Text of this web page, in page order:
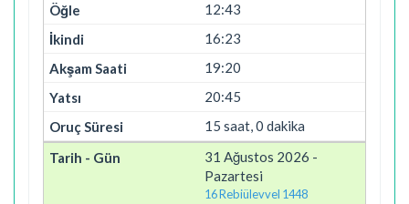
12:43
16:23
19:20
20:45
15 saat, 0 dakika
31 Ağustos 2026 -
Pazartesi
16 Rebiülevvel 1448